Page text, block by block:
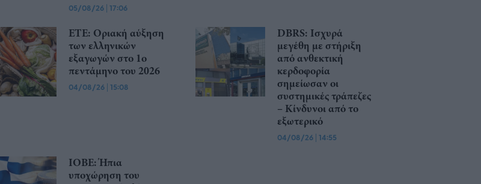
05/08/26 | 17:06
ΕΤΕ: Οριακή αύξηση
των ελληνικών
εξαγωγών στο 1ο
πεντάμηνο του 2026
04/08/26 | 15:08
DBRS: Ισχυρά
μεγέθη με στήριξη
από ανθεκτική
κερδοφορία
σημείωσαν οι
συστημικές τράπεζες
– Kίνδυνοι από το
εξωτερικό
04/08/26 | 14:55
ΙΟΒΕ: Ήπια
υποχώρηση του